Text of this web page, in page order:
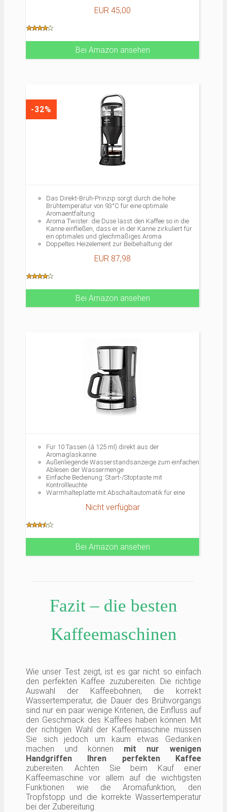
Einfache Handhabung: Beleuchteter Ein- und
Wassertank mit Skalierung zum leichten Befüllen,
Automatische Endabschaltung
Unkomplizierte Reinigung: Filtereinsatz, Glaskanne
Funktion, Schwarz, 850 Watt
EUR 45,00
Bei Amazon ansehen
-32%
Das Direkt-Brüh-Prinzip sorgt durch die hohe
Brühtemperatur von 93°C für eine optimale
Aromaentfaltung
Aroma Twister: die Düse lässt den Kaffee so in die
Kanne einfließen, dass er in der Kanne zirkuliert für
ein optimales und gleichmäßiges Aroma
Doppeltes Heizelement zur Beibehaltung der
Tropf-Stopp-Funktion, Automatische Abschaltung
Wassertanks
Brühzeit für eine Kanne: 10 Minuten
EUR 87,98
Bei Amazon ansehen
Für 10 Tassen (á 125 ml) direkt aus der
Aromaglaskanne
Außenliegende Wasserstandsanzeige zum einfachen
Ablesen der Wassermenge
Einfache Bedienung: Start-/Stoptaste mit
Kontrollleuchte
Warmhalteplatte mit Abschaltautomatik für eine
Tropfstopp und Überlaufsicherung zum bequemen
Nicht verfügbar
Bei Amazon ansehen
Fazit – die besten
Kaffeemaschinen
Wie unser Test zeigt, ist es gar nicht so einfach
den perfekten Kaffee zuzubereiten. Die richtige
Auswahl der Kaffeebohnen, die korrekt
Wassertemperatur, die Dauer des Brühvorgangs
sind nur ein paar wenige Kriterien, die Einfluss auf
den Geschmack des Kaffees haben können. Mit
der richtigen Wahl der Kaffeemaschine müssen
Sie sich jedoch um kaum etwas Gedanken
machen und können mit nur wenigen
Handgriffen Ihren perfekten Kaffee
zubereiten. Achten Sie beim Kauf einer
Kaffeemaschine vor allem auf die wichtigsten
Funktionen wie die Aromafunktion, den
Tropfstopp und die korrekte Wassertemperatur
bei der Zubereitung.